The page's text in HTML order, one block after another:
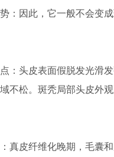
因此，它一般不会变成
皮表面假脱发光滑发
不松。斑秃局部头皮外
纤维化晚期，毛囊和